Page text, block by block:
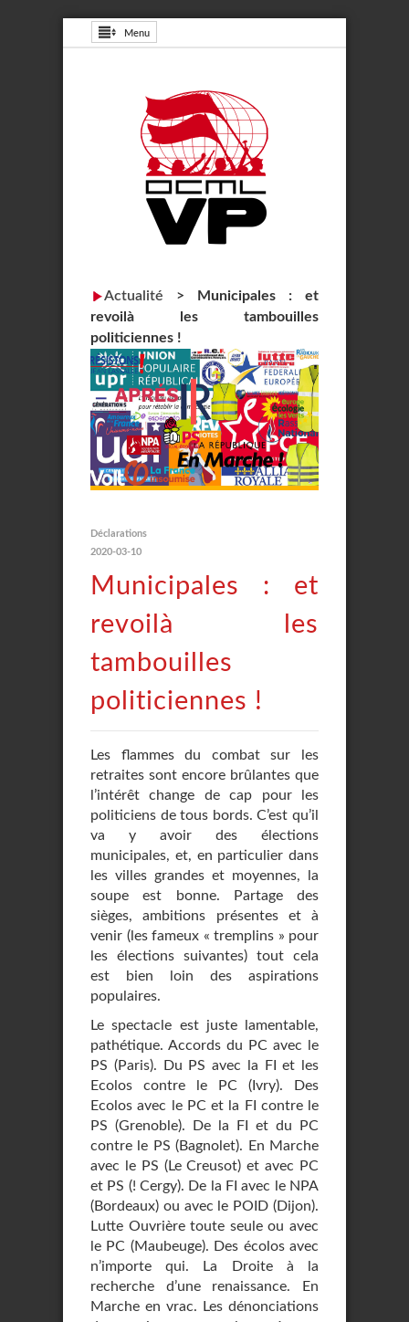
Menu
Actualité >
Municipales : et
revoilà les tambouilles
politiciennes !
Déclarations
2020-03-10
Municipales : et
revoilà les
tambouilles
politiciennes !
Les flammes du combat sur les
retraites sont encore brûlantes que
l’intérêt change de cap pour les
politiciens de tous bords. C’est qu’il
va y avoir des élections
municipales, et, en particulier dans
les villes grandes et moyennes, la
soupe est bonne. Partage des
sièges, ambitions présentes et à
venir (les fameux « tremplins » pour
les élections suivantes) tout cela
est bien loin des aspirations
populaires.
Le spectacle est juste lamentable,
pathétique. Accords du PC avec le
PS (Paris). Du PS avec la FI et les
Ecolos contre le PC (Ivry). Des
Ecolos avec le PC et la FI contre le
PS (Grenoble). De la FI et du PC
contre le PS (Bagnolet). En Marche
avec le PS (Le Creusot) et avec PC
et PS (! Cergy). De la FI avec le NPA
(Bordeaux) ou avec le POID (Dijon).
Lutte Ouvrière toute seule ou avec
le PC (Maubeuge). Des écolos avec
n’importe qui. La Droite à la
recherche d’une renaissance. En
Marche en vrac. Les dénonciations